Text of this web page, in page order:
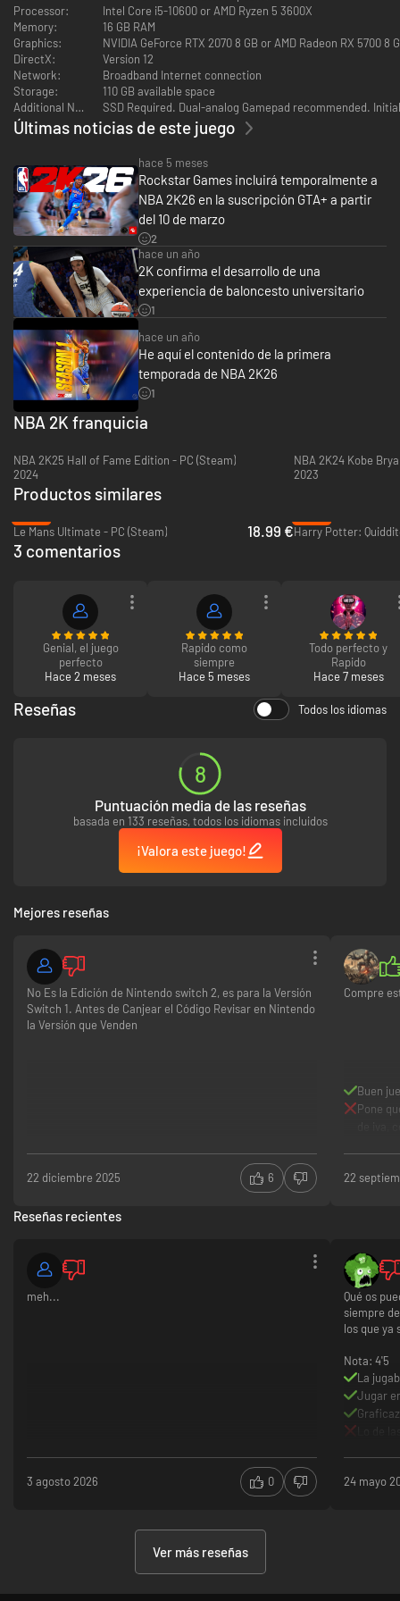
Dirige una franquicia de la NBA como general manager en Mi NBA. Elige
entre los 30 equipos, vive 30 historias únicas de Mi GM inspiradas en el
mundo real y persigue el objetivo final: ganar un campeonato. Influye en
el futuro del deporte y deja una huella indeleble en la liga.
*Requiere disponer de una conexión a Internet y una Cuenta de NBA 2K
para canjear y usar el contenido de bonificación. Se aplican condiciones.
Jugar ya, Mi NBA y La W están disponibles sin conexión. Todos los demás
requerir el registro de la cuenta online (varía, +13 años).
Processor:
Intel Core i5-10600 or AMD Ryzen 5 3600X
Memory:
16 GB RAM
Graphics:
NVIDIA GeForce RTX 2070 8 GB or AMD Radeon RX 5700 8
DirectX:
Version 12
Network:
Broadband Internet connection
Storage:
110 GB available space
Additional Notes:
SSD Required. Dual-analog Gamepad recommended.
Últimas noticias de este juego
hace 5 meses
Rockstar Games incluirá temporalmente a
NBA 2K26 en la suscripción GTA+ a partir
del 10 de marzo
2
hace un año
2K confirma el desarrollo de una
experiencia de baloncesto universitario
1
hace un año
He aquí el contenido de la primera
temporada de NBA 2K26
1
NBA 2K franquicia
NBA 2K25 Hall of Fame Edition - PC (Steam)
2024
NBA 2K24 Kobe
2023
Productos similares
Le Mans Ultimate - PC (Steam)
18.99 €
3 comentarios
Genial, el juego
perfecto
Hace 2 meses
Rapido como
siempre
Hace 5 meses
Todo perfecto y
Rapido
Hace 7 meses
Reseñas Todos los idiomas
8
Puntuación media de las reseñas
basada en 133 reseñas, todos los idiomas incluidos
¡Valora este juego!
Mejores reseñas
No Es la Edición de Nintendo switch 2, es para la Versión
Switch 1. Antes de Canjear el Código Revisar en Nintendo
la Versión que Venden
22 diciembre 2025 6
Compre
Buen
Pone
22
Reseñas recientes
meh...
3 agosto 2026 0
Qué os
siempre
los que ya
Nota: 4'5
La
Jugar
Los
24 mayo
Ver más reseñas